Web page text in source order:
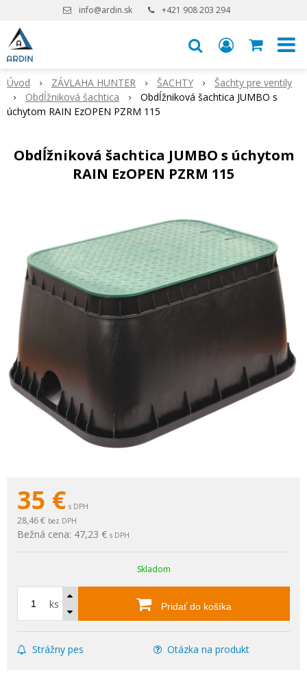
info@ardin.sk +421 908 203 294
Úvod ZÁVLAHA HUNTER ŠACHTY
Šachty pre ventily
Obdĺžniková šachtica
Obdĺžniková šachtica JUMBO s
úchytom RAIN EzOPEN PZRM 115
Obdĺžniková šachtica JUMBO s úchytom
RAIN EzOPEN PZRM 115
35 € s DPH
28,46 € bez DPH
Bežná cena: 47,23 € s DPH
Skladom
ks Pridať do košíka
Strážny pes Otázka na produkt